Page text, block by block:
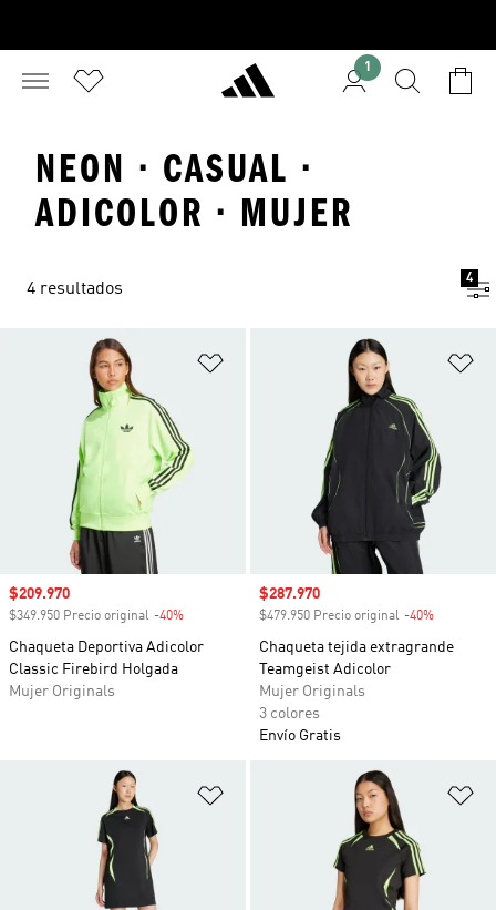
1
NEON · CASUAL ·
ADICOLOR · MUJER
4 resultados
4
Añadir a la lista de deseos
Precio de venta
$209.970
$349.950 Precio original -40%
Chaqueta Deportiva Adicolor
Classic Firebird Holgada
Mujer Originals
Precio de venta
$287.970
$479.950 Precio original -40%
Chaqueta tejida extragrande
Teamgeist Adicolor
Mujer Originals
3 colores
Envío Gratis
Añadir a la lista de deseos